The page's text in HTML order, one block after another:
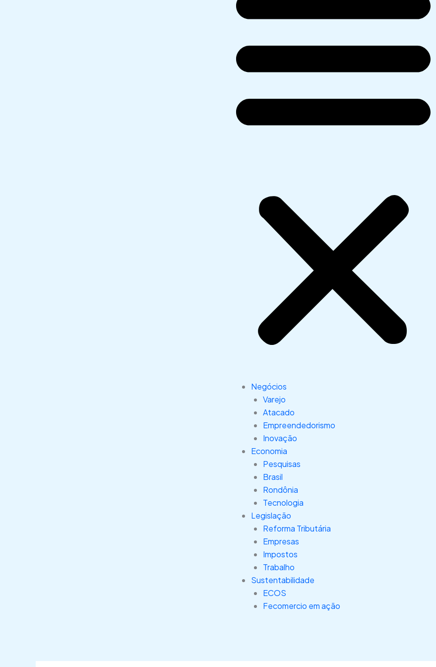
Negócios
Varejo
Atacado
Empreendedorismo
Inovação
Economia
Pesquisas
Brasil
Rondônia
Tecnologia
Legislação
Reforma Tributária
Empresas
Impostos
Trabalho
Sustentabilidade
ECOS
Fecomercio em ação